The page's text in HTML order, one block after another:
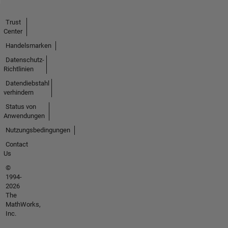
Trust
Center
Handelsmarken
Datenschutz-
Richtlinien
Datendiebstahl
verhindern
Status von
Anwendungen
Nutzungsbedingungen
Contact
Us
©
1994-
2026
The
MathWorks,
Inc.